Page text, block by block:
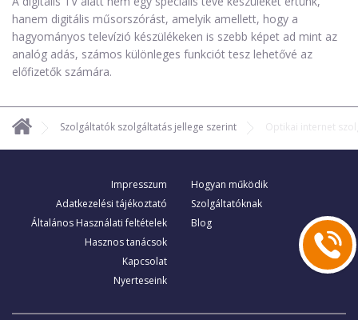
hanem digitális műsorszórást, amelyik amellett, hogy a
hagyományos televízió készülékeken is szebb képet ad mint az
analóg adás, számos különleges funkciót tesz lehetővé az
előfizetők számára.
Szolgáltatók szolgáltatás jellege szerint Optikai internet
Impresszum
Adatkezelési tájékoztató
Általános Használati feltételek
Hasznos tanácsok
Kapcsolat
Nyerteseink
Hogyan működik
Szolgáltatóknak
Blog